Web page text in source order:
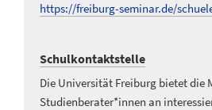
https://freiburg-seminar.de/
Schulkontaktstelle
Die Universität Freiburg bietet die
Studienberater*innen an